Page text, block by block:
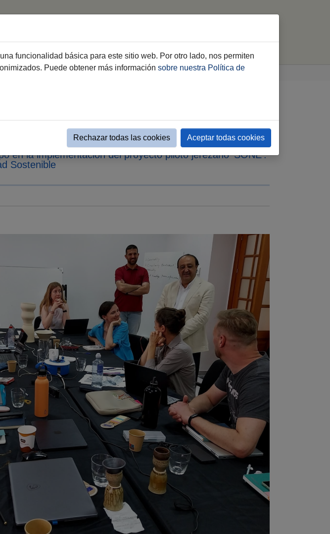
del Proyecto PALIMPSEST con
europeos
en la implementación del proyecto piloto jerezano 'SONE':
Sostenible
funcionalidad básica para este sitio web. Por otro lado, nos permiten
Puede obtener más información sobre nuestra Política de
Rechazar todas las cookies Aceptar todas cookies